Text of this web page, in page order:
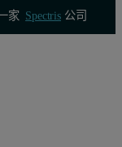
家 Spectris公司